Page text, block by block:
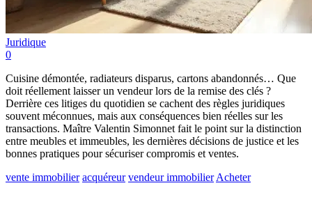
Juridique
0
Cuisine démontée, radiateurs disparus, cartons abandonnés… Que
doit réellement laisser un vendeur lors de la remise des clés ?
Derrière ces litiges du quotidien se cachent des règles juridiques
souvent méconnues, mais aux conséquences bien réelles sur les
transactions. Maître Valentin Simonnet fait le point sur la distinction
entre meubles et immeubles, les dernières décisions de justice et les
bonnes pratiques pour sécuriser compromis et ventes.
vente immobilier acquéreur vendeur immobilier Acheter